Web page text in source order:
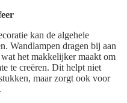
kan de algehele
Wandlampen dragen bij aan
het makkelijker maakt om
te creëren. Dit helpt niet
maar zorgt ook voor